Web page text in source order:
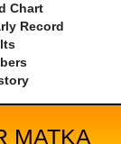
Chart
Record
MATKA